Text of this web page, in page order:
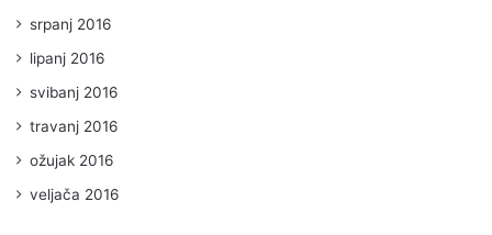
srpanj 2016
lipanj 2016
svibanj 2016
travanj 2016
ožujak 2016
veljača 2016